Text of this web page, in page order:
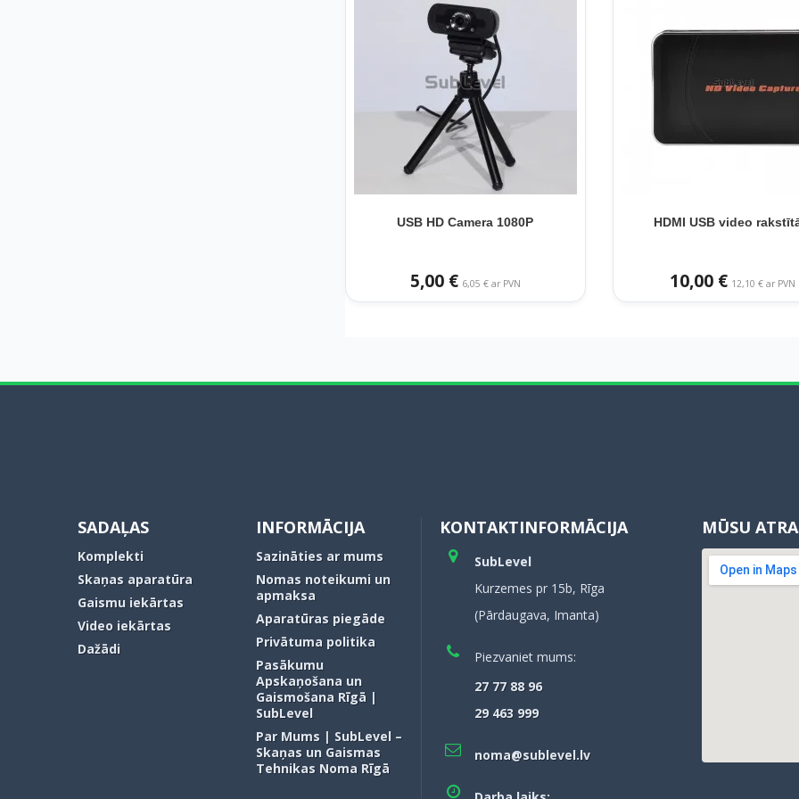
USB HD Camera 1080P
5,00 € 6,05 € ar PVN
HDMI USB video
10,00 € 12,10 € ar PVN
SADAĻAS
Komplekti
Skaņas aparatūra
Gaismu iekārtas
Video iekārtas
Dažādi
INFORMĀCIJA
Sazināties ar mums
Nomas noteikumi un
apmaksa
Aparatūras piegāde
Privātuma politika
Pasākumu
Apskaņošana un
Gaismošana Rīgā |
SubLevel
Par Mums | SubLevel –
Skaņas un Gaismas
Tehnikas Noma Rīgā
KONTAKTINFORMĀCIJA
SubLevel
Kurzemes pr 15b, Rīga
(Pārdaugava, Imanta)
Piezvaniet mums:
27 77 88 96
29 463 999
noma@sublevel.lv
MŪSU